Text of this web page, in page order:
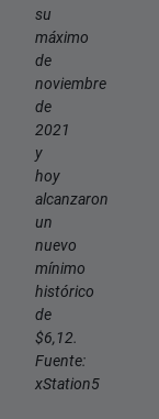
su
máximo
de
noviembre
de
2021
y
hoy
alcanzaron
un
nuevo
mínimo
histórico
de
$6,12.
Fuente:
xStation5